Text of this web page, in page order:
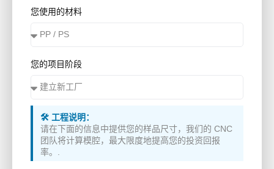
您使用的材料
您的项目阶段
🛠️ 工程说明：
请在下面的信息中提供您的样品尺寸，我们的 CNC
团队将计算模腔，最大限度地提高您的投资回报
率。.